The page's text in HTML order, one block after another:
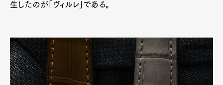
生したのが「ヴィルレ」である。